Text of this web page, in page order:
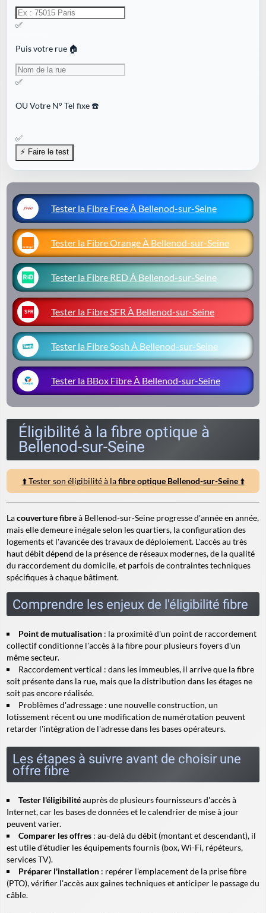
✅
Puis votre rue 🏠
✅
OUVotre N° Tel fixe ☎️
✅
Tester la Fibre Free À Bellenod-sur-Seine
Tester la Fibre Orange À Bellenod-sur-Seine
Tester la Fibre RED À Bellenod-sur-Seine
Tester la Fibre SFR À Bellenod-sur-Seine
Tester la Fibre Sosh À Bellenod-sur-Seine
Tester la BBox Fibre À Bellenod-sur-Seine
Éligibilité à la fibre optique à
Bellenod-sur-Seine
⬆️ Tester son éligibilité à lafibre optique Bellenod-sur-Seine⬆️
Lacouverture fibreà Bellenod-sur-Seine progresse d'année en année,
mais elle demeure inégale selon les quartiers, la configuration des
logements et l'avancée des travaux de déploiement. L'accès au très
haut débit dépend de la présence de réseaux modernes, de la qualité
du raccordement du domicile, et parfois de contraintes techniques
spécifiques à chaque bâtiment.
Comprendre les enjeux de l'éligibilité fibre
Point de mutualisation : la proximité d'un point de raccordement
collectif conditionne l'accès à la fibre pour plusieurs foyers d'un
même secteur.
Raccordement vertical : dans les immeubles, il arrive que la fibre
soit présente dans la rue, mais que la distribution dans les étages ne
soit pas encore réalisée.
Problèmes d'adressage : une nouvelle construction, un
lotissement récent ou une modification de numérotation peuvent
retarder l'intégration de l'adresse dans les bases opérateurs.
Les étapes à suivre avant de choisir une
offre fibre
Tester l'éligibilitéauprès de plusieurs fournisseurs d'accès à
Internet, car les bases de données et le calendrier de mise à jour
peuvent varier.
Comparer les offres : au-delà du débit (montant et descendant), il
est utile d'étudier les équipements fournis (box, Wi-Fi, répéteurs,
services TV).
Préparer l'installation : repérer l'emplacement de la prise fibre
(PTO), vérifier l'accès aux gaines techniques et anticiper le passage du
câble.